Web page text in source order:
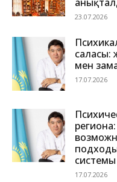
23.07.2026
саласы:
мен
17.07.2026
17.07.2026